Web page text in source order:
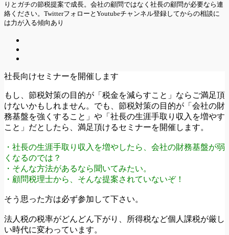
りとガチの節税提案で成長。会社の顧問ではなく社長の顧問が必要なら連
絡ください。TwitterフォローとYoutubeチャンネル登録してからの相談に
は力が入る傾向あり
社長向けセミナーを開催します
もし、節税対策の目的が「税金を減らすこと」ならご満足頂
けないかもしれません。でも、節税対策の目的が「会社の財
務基盤を強くすること」や「社長の生涯手取り収入を増やす
こと」だとしたら、満足頂けるセミナーを開催します。
・社長の生涯手取り収入を増やしたら、会社の財務基盤が弱
くなるのでは？
・そんな方法があるなら聞いてみたい。
・顧問税理士から、そんな提案されていないぞ！
そう思った方は必ず参加して下さい。
法人税の税率がどんどん下がり、所得税など個人課税が厳し
い時代に変わっています。